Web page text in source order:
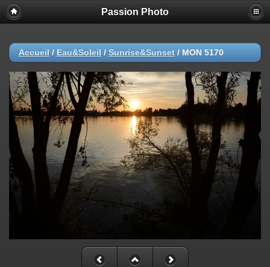
Passion Photo
Accueil / Eau&Soleil / Sunrise&Sunset / MON 5170